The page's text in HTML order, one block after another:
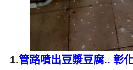
1.管路噴出豆漿豆腐.. 彰